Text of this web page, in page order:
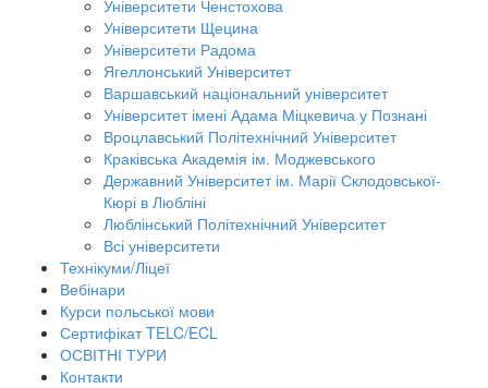
Університети Ченстохова
Університети Щецина
Університети Радома
Ягеллонський Університет
Варшавський національний університет
Університет імені Адама Міцкевича у Познані
Вроцлавський Політехнічний Університет
Краківська Академія ім. Моджевського
Державний Університет ім. Марії Склодовської-
Кюрі в Любліні
Люблінський Політехнічний Університет
Всі університети
Технікуми/Ліцеї
Вебінари
Курси польської мови
Сертифікат TELC/ECL
ОСВІТНІ ТУРИ
Контакти